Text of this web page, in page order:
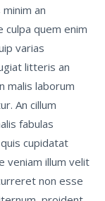
an
culpa quem enim
varias
litteris an
malis laborum
An cillum
fabulas
cupidatat
veniam illum velit
non esse